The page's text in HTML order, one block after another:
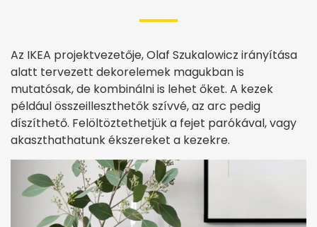
Az IKEA projektvezetője, Olaf Szukalowicz irányítása
alatt tervezett dekorelemek magukban is
mutatósak, de kombinálni is lehet őket. A kezek
például összeilleszthetők szívvé, az arc pedig
díszíthető. Felöltöztethetjük a fejet parókával, vagy
akaszthathatunk ékszereket a kezekre.